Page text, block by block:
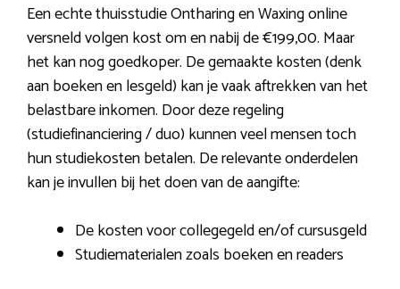
Een echte thuisstudie Ontharing en Waxing online
versneld volgen kost om en nabij de €199,00. Maar
het kan nog goedkoper. De gemaakte kosten (denk
aan boeken en lesgeld) kan je vaak aftrekken van het
belastbare inkomen. Door deze regeling
(studiefinanciering / duo) kunnen veel mensen toch
hun studiekosten betalen. De relevante onderdelen
kan je invullen bij het doen van de aangifte:
De kosten voor collegegeld en/of cursusgeld
Studiematerialen zoals boeken en readers